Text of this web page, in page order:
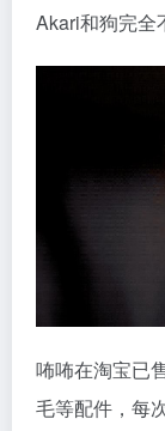
Akari和狗完全
咘咘在淘宝已
毛等配件，每